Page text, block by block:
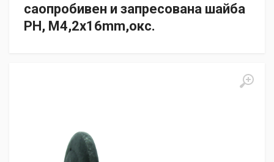
саопробивен и запресована шайба
PH, М4,2х16mm,окс.